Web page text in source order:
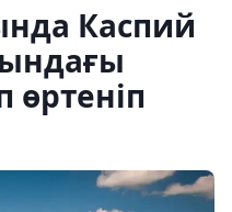
Каспий